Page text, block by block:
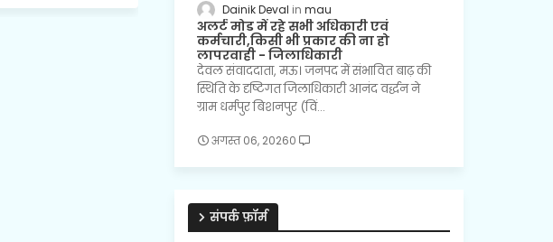
Dainik Deval mau
अलर्ट मोड में रहे सभी अधिकारी एवं
कर्मचारी,किसी भी प्रकार की ना हो
लापरवाही - जिलाधिकारी
देवल संवाददाता, मऊ। जनपद में संभावित बाढ़ की
स्थिति के दृष्टिगत जिलाधिकारी आनंद वर्द्धन ने
ग्राम धर्मपुर बिशनपुर (विं…
अगस्त 06, 20260
संपर्क फ़ॉर्म